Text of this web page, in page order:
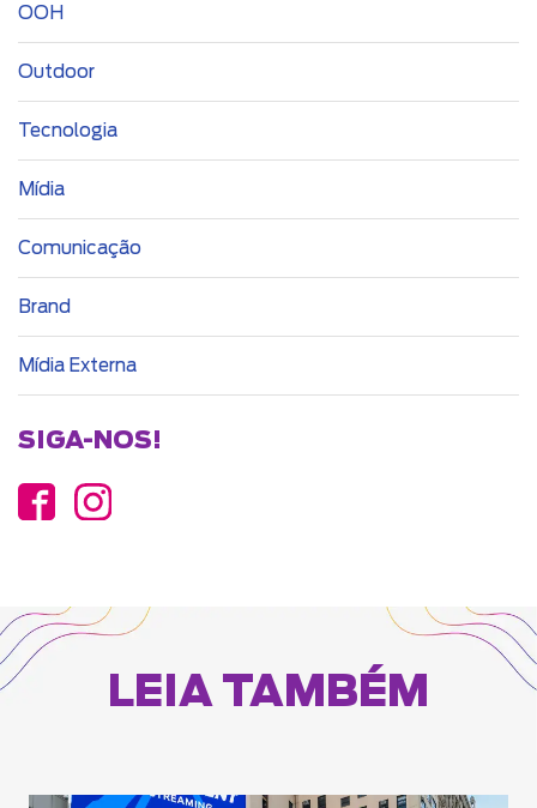
OOH
Outdoor
Tecnologia
Mídia
Comunicação
Brand
Mídia Externa
SIGA-NOS!
LEIA TAMBÉM